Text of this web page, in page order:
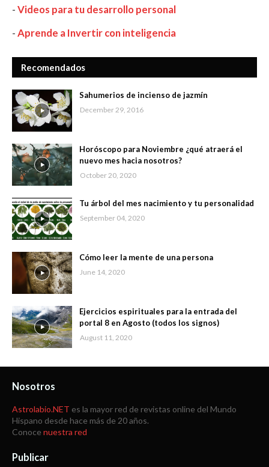
-Videos para tu desarrollo personal
-Aprende a Invertir con inteligencia
Recomendados
Sahumerios de incienso de jazmín
December 29, 2016
Horóscopo para Noviembre ¿qué atraerá el
nuevo mes hacia nosotros?
October 20, 2020
Tu árbol del mes nacimiento y tu personalidad
September 04, 2020
Cómo leer la mente de una persona
June 14, 2020
Ejercicios espirituales para la entrada del
portal 8 en Agosto (todos los signos)
August 11, 2020
Nosotros
Astrolabio.NET es la mayor red de revistas online del Mundo
Hispano desde hace más de 20 años.
Conoce nuestra red
Publicar